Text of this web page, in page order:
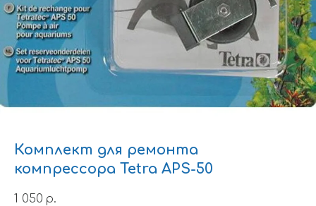
Комплект для ремонта
компрессора Tetra APS-50
1 050 р.